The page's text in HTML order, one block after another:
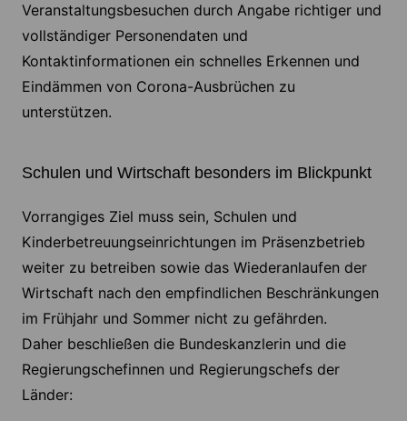
Veranstaltungsbesuchen durch Angabe richtiger und
vollständiger Personendaten und
Kontaktinformationen ein schnelles Erkennen und
Eindämmen von Corona-Ausbrüchen zu
unterstützen.
Schulen und Wirtschaft besonders im Blickpunkt
Vorrangiges Ziel muss sein, Schulen und
Kinderbetreuungseinrichtungen im Präsenzbetrieb
weiter zu betreiben sowie das Wiederanlaufen der
Wirtschaft nach den empfindlichen Beschränkungen
im Frühjahr und Sommer nicht zu gefährden.
Daher beschließen die Bundeskanzlerin und die
Regierungschefinnen und Regierungschefs der
Länder: